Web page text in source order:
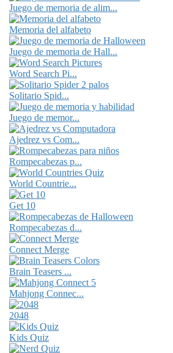
Juego de memoria de alim...
Memoria del alfabeto
Juego de memoria de Hall...
Word Search Pi...
Solitario Spid...
Juego de memor...
Ajedrez vs Com...
Rompecabezas p...
World Countrie...
Get 10
Rompecabezas d...
Connect Merge
Brain Teasers ...
Mahjong Connec...
2048
Kids Quiz